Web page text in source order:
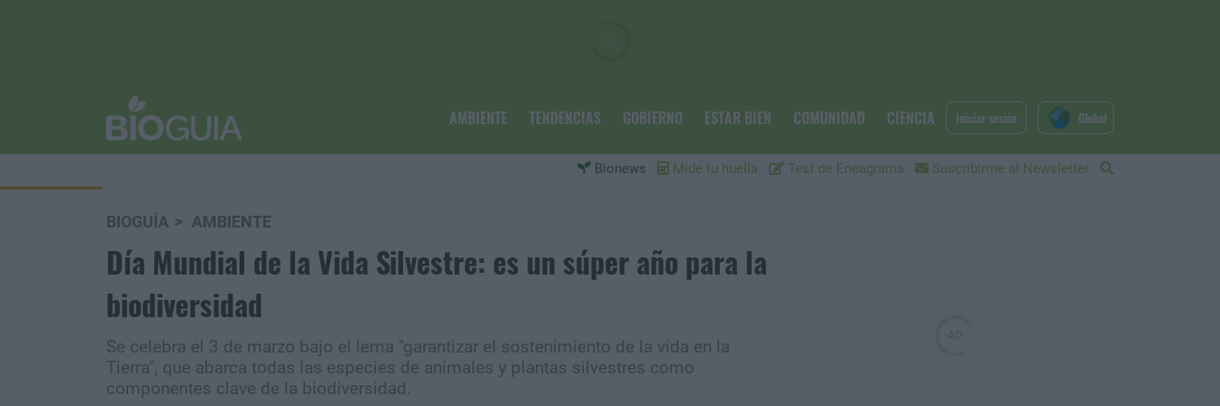
AMBIENTE TENDENCIAS GOBIERNO ESTAR BIEN COMUNIDAD CIENCIA
Bionews Mide tu huella Test de Eneagrama Suscribirme al Newsletter
Iniciar sesión Global
BIOGUÍA AMBIENTE
Día Mundial de la Vida Silvestre: es un súper año para la
biodiversidad
Se celebra el 3 de marzo bajo el lema "garantizar el sostenimiento de la vida en la
Tierra", que abarca todas las especies de animales y plantas silvestres como
componentes clave de la biodiversidad.